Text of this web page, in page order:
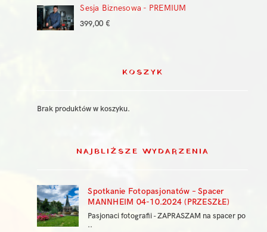
Sesja Biznesowa - PREMIUM
399,00 €
KOSZYK
Brak produktów w koszyku.
NAJBLIŻSZE WYDARZENIA
Spotkanie Fotopasjonatów – Spacer
MANNHEIM 04-10.2024 (PRZESZŁE)
Pasjonaci fotografii - ZAPRASZAM na spacer po
..